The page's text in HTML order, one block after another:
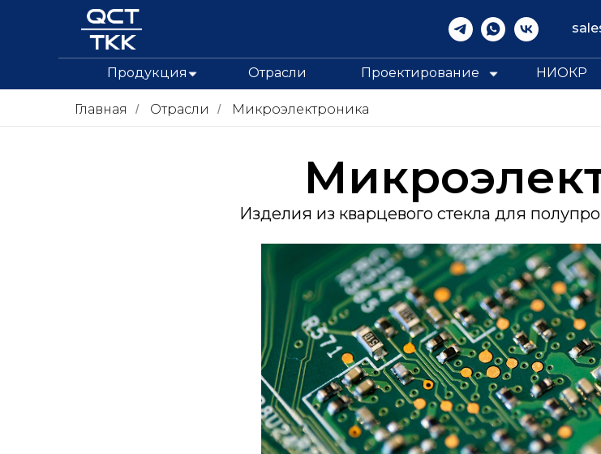
НИОКР
Отрасли Проектирование
Продукция
Главная / Отрасли / Микроэлектроника
Изделия из кварцевого стекла для